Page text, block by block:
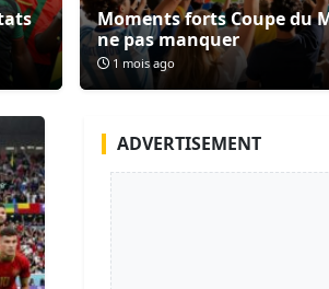
Moments forts Coupe du
ne pas manquer
1 mois ago
ADVERTISEMENT